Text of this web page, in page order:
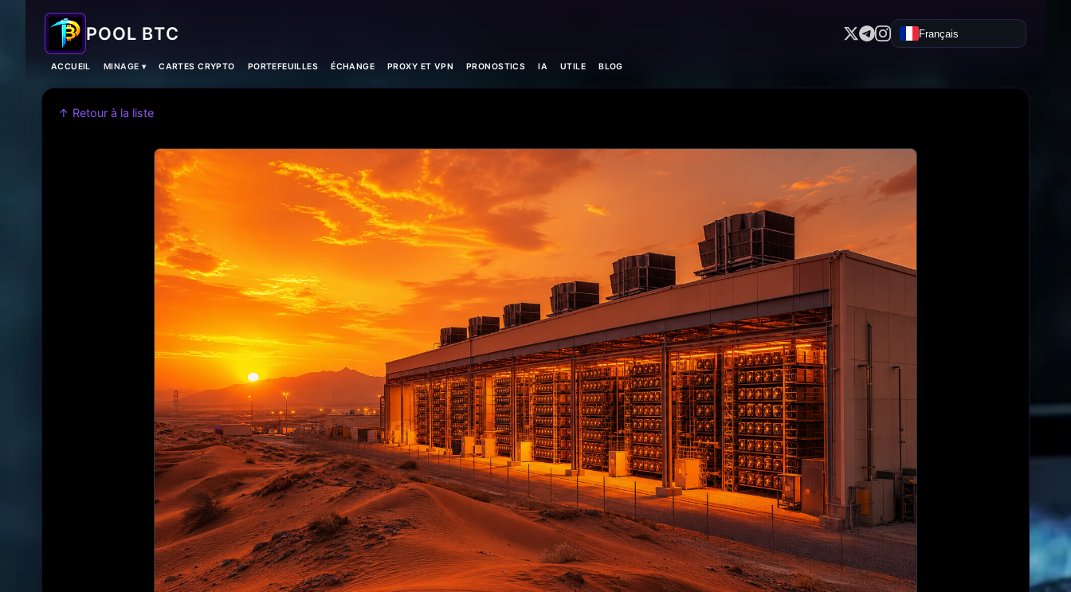
POOL BTC Français
ACCUEIL MINAGE ▾ CARTES CRYPTO PORTEFEUILLES ÉCHANGE PROXY ET VPN PRONOSTICS IA UTILE BLOG
↑ Retour à la liste